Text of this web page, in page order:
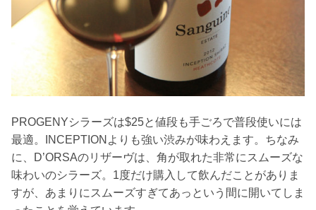
PROGENYシラーズは$25と値段も手ごろで普段使いには
最適。INCEPTIONよりも強い渋みが味わえます。ちなみ
に、D’ORSAのリザーヴは、角が取れた非常にスムーズな
味わいのシラーズ。1度だけ購入して飲んだことがありま
すが、あまりにスムーズすぎてあっという間に開いてしま